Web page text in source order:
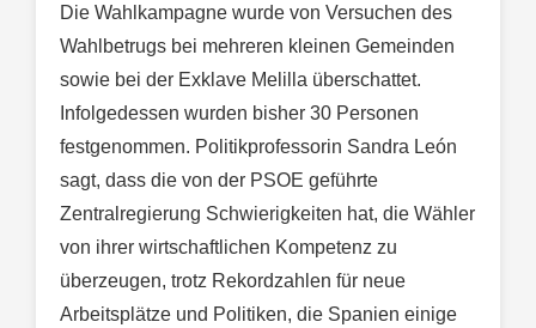
Die Wahlkampagne wurde von Versuchen des
Wahlbetrugs bei mehreren kleinen Gemeinden
sowie bei der Exklave Melilla überschattet.
Infolgedessen wurden bisher 30 Personen
festgenommen. Politikprofessorin Sandra León
sagt, dass die von der PSOE geführte
Zentralregierung Schwierigkeiten hat, die Wähler
von ihrer wirtschaftlichen Kompetenz zu
überzeugen, trotz Rekordzahlen für neue
Arbeitsplätze und Politiken, die Spanien einige